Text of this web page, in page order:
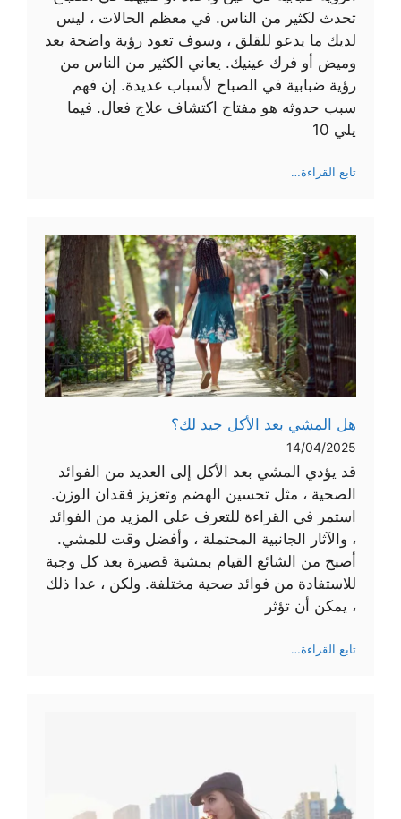
تحدث لكثير من الناس. في معظم الحالات ، ليس
لديك ما يدعو للقلق ، وسوف تعود رؤية واضحة بعد
وميض أو فرك عينيك. يعاني الكثير من الناس من
رؤية ضبابية في الصباح لأسباب عديدة. إن فهم
سبب حدوثه هو مفتاح اكتشاف علاج فعال. فيما
يلي 10
تابع القراءة…
ضبابية
في
الصباح
هل المشي بعد الأكل جيد لك؟
14/04/2025
قد يؤدي المشي بعد الأكل إلى العديد من الفوائد
الصحية ، مثل تحسين الهضم وتعزيز فقدان الوزن.
استمر في القراءة للتعرف على المزيد من الفوائد
، والآثار الجانبية المحتملة ، وأفضل وقت للمشي.
أصبح من الشائع القيام بمشية قصيرة بعد كل وجبة
للاستفادة من فوائد صحية مختلفة. ولكن ، عدا ذلك
، يمكن أن تؤثر
تابع القراءة…